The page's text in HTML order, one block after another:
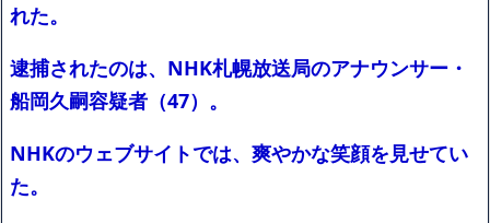
NEW!
NEW!
【超悲報】ショートスリーパーの最悪なデメリットが発見されて
しまうNEW!
少女がAVデビュ－ｗwwww
広末涼子さん、正気に戻ってしまい絶望する・・・「アカン、キ
れた。
逮捕されたのは、NHK札幌放送局のアナウンサー・
船岡久嗣容疑者（47）。
NHKのウェブサイトでは、爽やかな笑顔を見せてい
た。